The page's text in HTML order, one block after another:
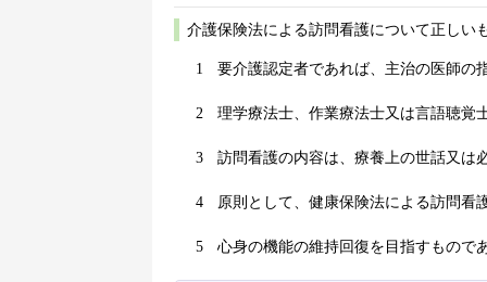
介護保険法による訪問看護について正しい
1 要介護認定者であれば、主治の医師の
2 理学療法士、作業療法士又は言語聴覚
3 訪問看護の内容は、療養上の世話又は
4 原則として、健康保険法による訪問看
5 心身の機能の維持回復を目指すもので